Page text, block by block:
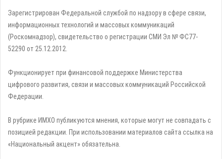
Зарегистрирован Федеральной службой по надзору в сфере связи,
информационных технологий и массовых коммуникаций
(Роскомнадзор), свидетельство о регистрации СМИ Эл № ФС77-
52290 от 25.12.2012.
Функционирует при финансовой поддержке Министерства
цифрового развития, связи и массовых коммуникаций Российской
Федерации.
В рубрике ИМХО публикуются мнения, которые могут не совпадать с
позицией редакции. При использовании материалов сайта ссылка на
«Национальный акцент» обязательна.